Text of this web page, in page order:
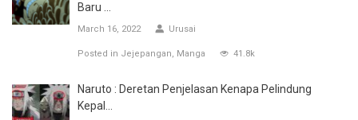
Baru ...
March 16, 2022 Urusai
Posted in Jejepangan Manga 41.8k
Naruto : Deretan Penjelasan Kenapa Pelindung
Kepal...